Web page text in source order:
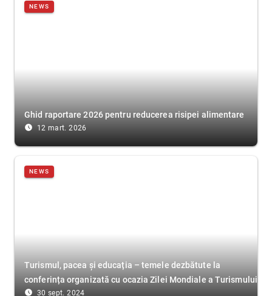
NEWS
Ghid raportare 2026 pentru reducerea risipei alimentare
access_time_filled 12 mart. 2026
NEWS
Turismul, pacea și educația – temele dezbătute la
conferința organizată cu ocazia Zilei Mondiale a Turismului
access_time_filled 30 sept. 2024